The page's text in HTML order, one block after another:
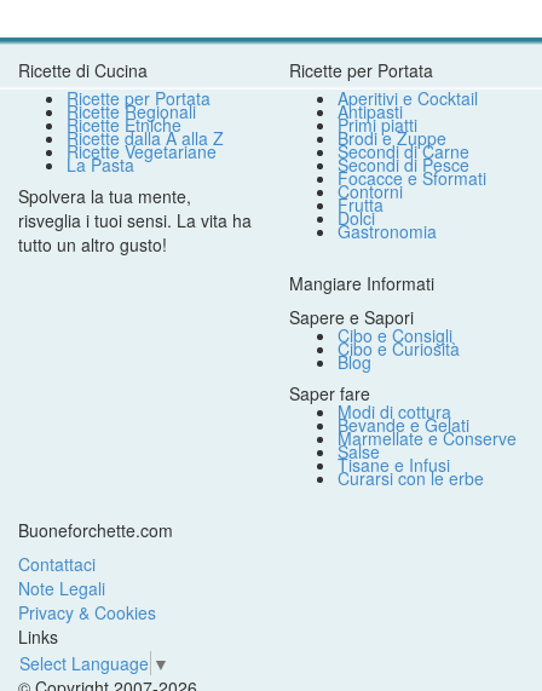
Ricette di Cucina
Ricette per Portata
Ricette Regionali
Ricette Etniche
Ricette dalla A alla Z
Ricette Vegetariane
La Pasta
Spolvera la tua mente,
risveglia i tuoi sensi. La vita ha
tutto un altro gusto!
Ricette per Portata
Aperitivi e Cocktail
Antipasti
Primi piatti
Brodi e Zuppe
Secondi di Carne
Secondi di Pesce
Focacce e Sformati
Contorni
Frutta
Dolci
Gastronomia
Mangiare Informati
Sapere e Sapori
Cibo e Consigli
Cibo e Curiosità
Blog
Saper fare
Modi di cottura
Bevande e Gelati
Marmellate e Conserve
Salse
Tisane e Infusi
Curarsi con le erbe
Buoneforchette.com
Contattaci
Note Legali
Privacy & Cookies
Links
Select Language ▼